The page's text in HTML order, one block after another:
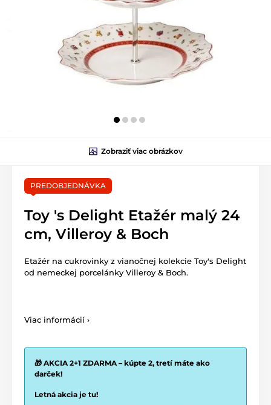
Zobraziť viac obrázkov
PREDOBJEDNÁVKA
Toy 's Delight Etažér malý 24
cm, Villeroy & Boch
Etažér na cukrovinky z vianočnej kolekcie Toy's Delight
od nemeckej porcelánky Villeroy & Boch.
Viac informácií ›
🎁 AKCIA 2+1 ZDARMA – kúpte 2, tretí máte ako
darček!
Letná akcia je tu!